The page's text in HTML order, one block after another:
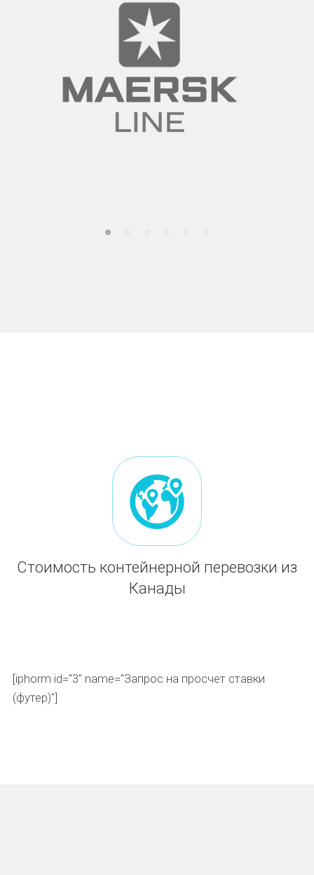
Стоимость контейнерной перевозки из
Канады
[iphorm id="3" name="Запрос на просчет ставки
(футер)"]